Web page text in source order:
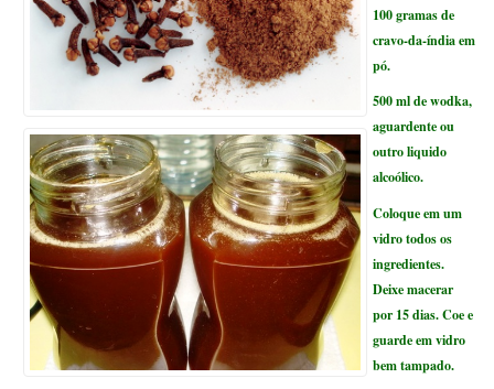
100 gramas de
cravo-da-índia em
pó.
500 ml de wodka,
aguardente ou
outro liquido
alcoólico.
Coloque em um
vidro todos os
ingredientes.
Deixe macerar
por 15 dias. Coe e
guarde em vidro
bem tampado.